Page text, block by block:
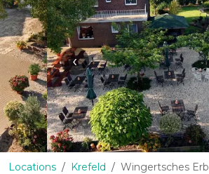
‹
Locations Krefeld Wingertsches Erb